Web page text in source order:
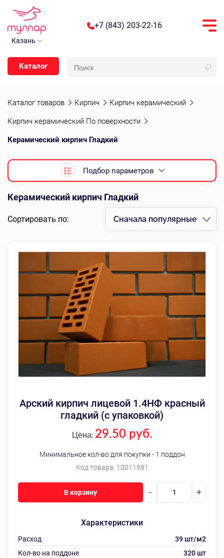
Казань
+7 (843) 203-22-16
Каталог
Каталог товаров Кирпич Кирпич керамический
Кирпич керамический По поверхности
Керамический кирпич Гладкий
Подбор параметров
Керамический кирпич Гладкий
Сортировать по: Сначала популярные
Арский кирпич лицевой 1.4НФ красный
гладкий (с упаковкой)
Код товара: 10011981
Цена: 29.50 руб.
Минимальное кол-во для покупки - 1 поддон
Характеристики
Расход
39 шт/м2
Кол-во на поддоне
320 шт
- +
В корзину